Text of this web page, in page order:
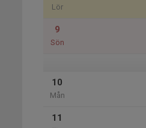
Lör
9
Sön
10
Mån
11